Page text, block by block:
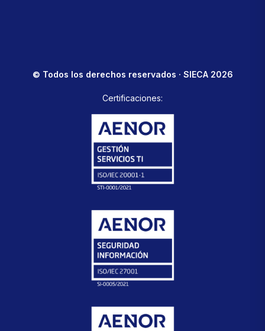
© Todos los derechos reservados · SIECA 2026
Certificaciones: